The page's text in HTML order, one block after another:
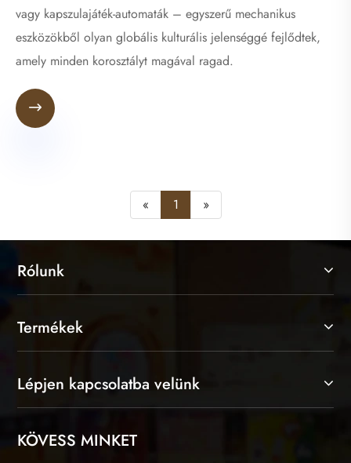
vagy kapszulajáték-automaták – egyszerű mechanikus
eszközökből olyan globális kulturális jelenséggé fejlődtek,
amely minden korosztályt magával ragad.

« 1 »
Rólunk
Termékek
Lépjen kapcsolatba velünk
KÖVESS MINKET